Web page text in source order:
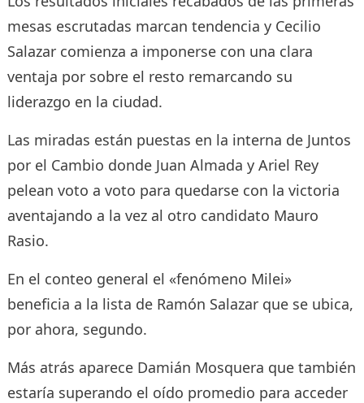
mesas escrutadas marcan tendencia y Cecilio
Salazar comienza a imponerse con una clara
ventaja por sobre el resto remarcando su
liderazgo en la ciudad.
Las miradas están puestas en la interna de Juntos
por el Cambio donde Juan Almada y Ariel Rey
pelean voto a voto para quedarse con la victoria
aventajando a la vez al otro candidato Mauro
Rasio.
En el conteo general el «fenómeno Milei»
beneficia a la lista de Ramón Salazar que se ubica,
por ahora, segundo.
Más atrás aparece Damián Mosquera que también
estaría superando el oído promedio para acceder